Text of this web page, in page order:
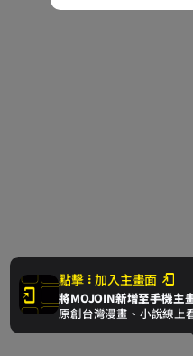
點擊 加入主畫面
將MOJOIN新增至手機主
原創台灣漫畫、小說線上